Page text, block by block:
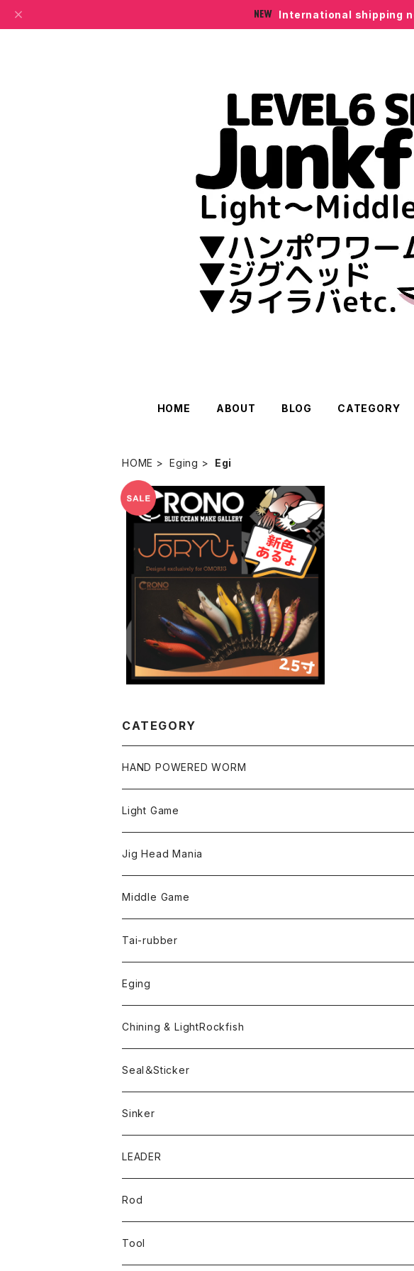
International shipping
HOME ABOUT BLOG CATEGORY
HOME Eging Egi
オモリグ専用 JYORYU ジョウリュウ
【CRONO】
¥1,144
20%OFF
CATEGORY
HAND POWERED WORM
Light Game
LightGame Worm
Bスネイクmicro
Fリトリーバー
漁港ワームLv.2
Bスネイクinch
Snap
Handle Knob
Jig Head Mania
Phase-up
ピカルヘッド
LEVEL6
YARIE
ECOGEAR
Middle Game
Tai-rubber
TWObyTWO
ツートンネクタイ
ACTIVE
Eging
Egi
Rig
Chining & LightRockfish
Worm
KeeperLine
Seal＆Sticker
Sinker
キーパーライン
U4シンカー
LEADER
Rod
Tool